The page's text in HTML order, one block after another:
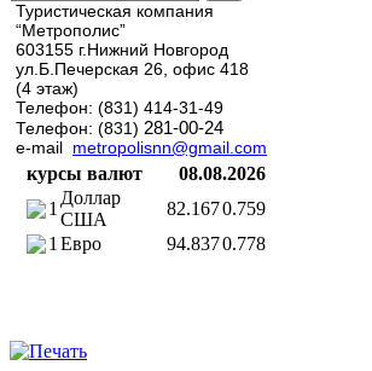
Туристическая компания
“Метрополис”
603155 г.Нижний Новгород
ул.Б.Печерская 26, офис 418
(4 этаж)
Телефон: (831) 414-31-49
Телефон: (831) 281-00-24
e-mail metropolisnn@gmail.com
курсы валют
08.08.2026
1
Доллар
США
82.1670.759
1 Евро 94.8370.778